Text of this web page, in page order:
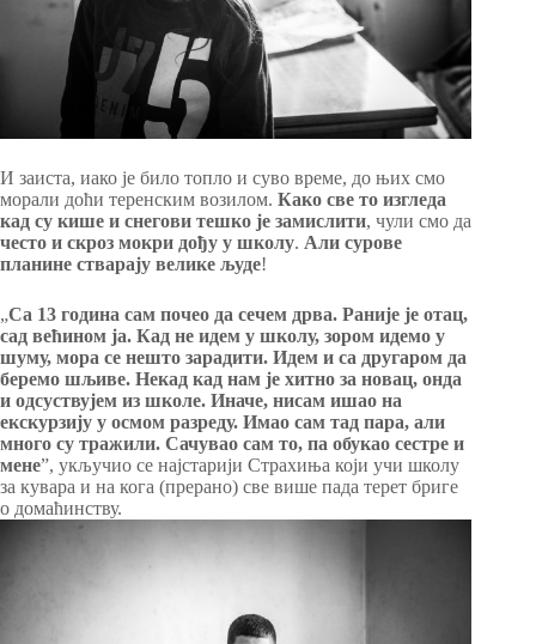
И заиста, иако је било топло и суво време, до њих смо
морали доћи теренским возилом. Како све то изгледа
кад су кише и снегови тешко је замислити, чули смо да
често и скроз мокри дођу у школу. Али сурове
планине стварају велике људе!
„Са 13 година сам почео да сечем дрва. Раније је отац,
сад већином ја. Кад не идем у школу, зором идемо у
шуму, мора се нешто зарадити. Идем и са другаром да
беремо шљиве. Некад кад нам је хитно за новац, онда
и одсуствујем из школе. Иначе, нисам ишао на
екскурзију у осмом разреду. Имао сам тад пара, али
много су тражили. Сачувао сам то, па обукао сестре и
мене”, укључио се најстарији Страхиња који учи школу
за кувара и на кога (прерано) све више пада терет бриге
о домаћинству.